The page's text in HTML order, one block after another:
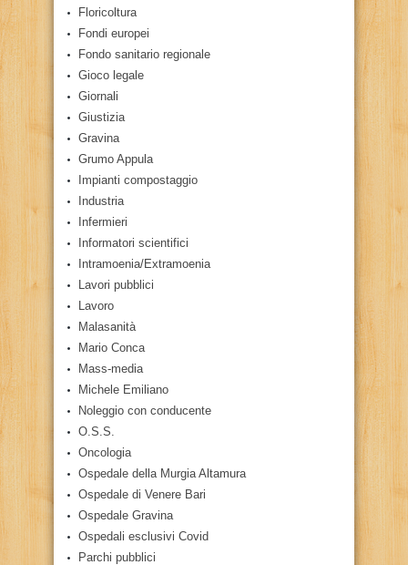
Floricoltura
Fondi europei
Fondo sanitario regionale
Gioco legale
Giornali
Giustizia
Gravina
Grumo Appula
Impianti compostaggio
Industria
Infermieri
Informatori scientifici
Intramoenia/Extramoenia
Lavori pubblici
Lavoro
Malasanità
Mario Conca
Mass-media
Michele Emiliano
Noleggio con conducente
O.S.S.
Oncologia
Ospedale della Murgia Altamura
Ospedale di Venere Bari
Ospedale Gravina
Ospedali esclusivi Covid
Parchi pubblici